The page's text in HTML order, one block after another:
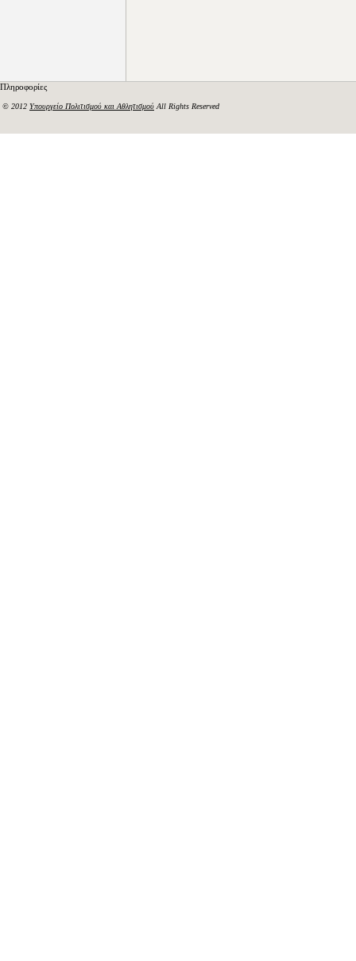
Πληροφορίες
© 2012 Υπουργείο Πολιτισμού και Αθλητισμού All Rights Reserved